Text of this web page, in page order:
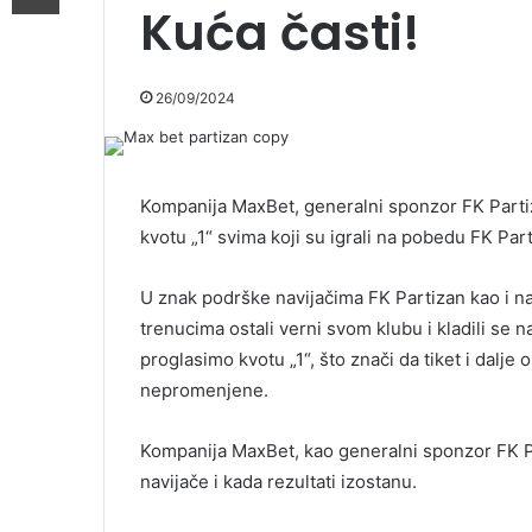
Kuća časti!
26/09/2024
Kompanija MaxBet, generalni sponzor FK
kvotu „1“ svima koji su igrali na pobedu FK
U znak podrške navijačima FK Partizan kao i
trenucima ostali verni svom klubu i kladili se
proglasimo kvotu „1“, što znači da tiket i
nepromenjene.
Kompanija MaxBet, kao generalni sponzor
navijače i kada rezultati izostanu.